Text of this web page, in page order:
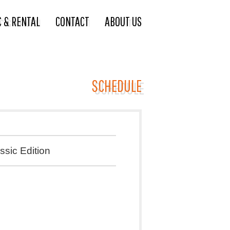
& RENTAL CONTACT ABOUT US
SCHEDULE
Edition